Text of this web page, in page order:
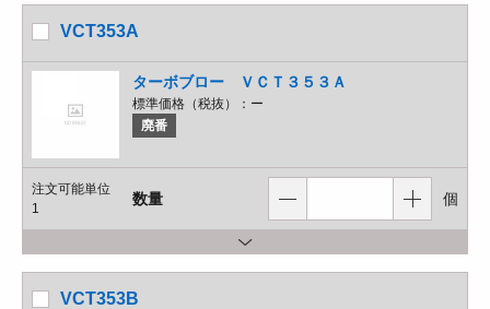
VCT353A
ターボブロー ＶＣＴ３５３Ａ
標準価格（税抜）： ー
廃番
注文可能単位
1
数量 個
VCT353B